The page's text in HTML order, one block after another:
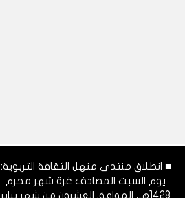
■ انطلاق منتدى منهل الثقافة التربوية:
يوم السبت المصادف غرة شهر محرم
1428هـ، الموافق العشرون من شهر يناير